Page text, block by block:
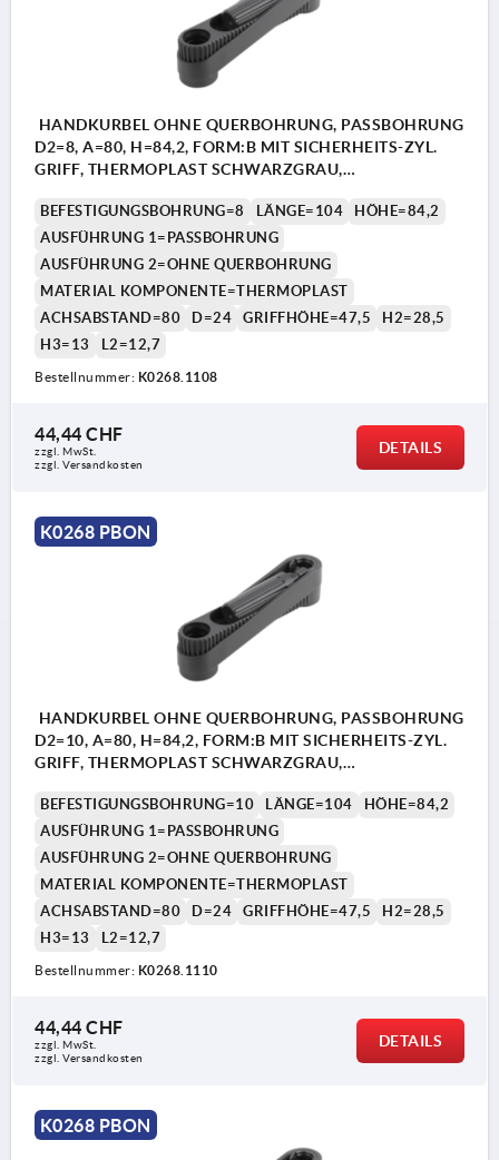
HANDKURBEL OHNE QUERBOHRUNG, PASSBOHRUNG
D2=8, A=80, H=84,2, FORM:B MIT SICHERHEITS-ZYL.
GRIFF, THERMOPLAST SCHWARZGRAU,
BEFESTIGUNGSBOHRUNG=8 LÄNGE=104
HÖHE=84,2
AUSFÜHRUNG 1=PASSBOHRUNG
AUSFÜHRUNG 2=OHNE QUERBOHRUNG
MATERIAL KOMPONENTE=THERMOPLAST
ACHSABSTAND=80
D=24 GRIFFHÖHE=47,5
H2=28,5
H3=13
L2=12,7
Bestellnummer: K0268.1108
44,44 CHF
zzgl. MwSt.
zzgl. Versandkosten
DETAILS
K0268 PBON
HANDKURBEL OHNE QUERBOHRUNG, PASSBOHRUNG
D2=10, A=80, H=84,2, FORM:B MIT SICHERHEITS-ZYL.
GRIFF, THERMOPLAST SCHWARZGRAU,
BEFESTIGUNGSBOHRUNG=10 LÄNGE=104
HÖHE=84,2
AUSFÜHRUNG 1=PASSBOHRUNG
AUSFÜHRUNG 2=OHNE QUERBOHRUNG
MATERIAL KOMPONENTE=THERMOPLAST
ACHSABSTAND=80
D=24 GRIFFHÖHE=47,5
H2=28,5
H3=13
L2=12,7
Bestellnummer: K0268.1110
44,44 CHF
zzgl. MwSt.
zzgl. Versandkosten
DETAILS
K0268 PBON